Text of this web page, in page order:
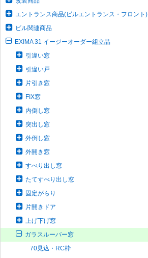
エントランス商品(ビルエントランス・フロント)
ビル関連商品
EXIMA 31 イージーオーダー組立品
引違い窓
引違い戸
片引き窓
FIX窓
内倒し窓
突出し窓
外倒し窓
外開き窓
すべり出し窓
たてすべり出し窓
固定がらり
片開きドア
上げ下げ窓
ガラスルーバー窓
70見込・RC枠